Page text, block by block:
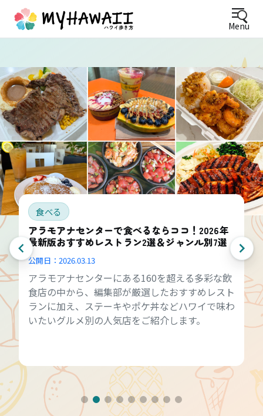
Menu
食べる
アラモアナセンターで食べるならココ！2026年
最新版おすすめレストラン2選＆ジャンル別7選
公開日： 2026.03.13
アラモアナセンターにある160を超える多彩な飲
食店の中から、編集部が厳選したおすすめレスト
ランに加え、ステーキやポケ丼などハワイで味わ
いたいグルメ別の人気店をご紹介します。